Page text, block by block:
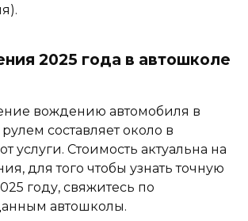
2025 года в автошколе
вождению автомобиля в
составляет около в
услуги. Стоимость актуальна на
для того чтобы узнать точную
году, свяжитесь по
автошколы.